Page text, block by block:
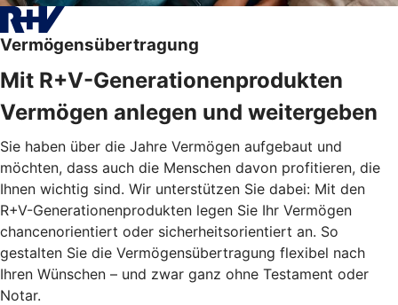
Vermögensübertragung
Mit R+V-Generationenprodukten
Vermögen anlegen und weitergeben
Sie haben über die Jahre Vermögen aufgebaut und
möchten, dass auch die Menschen davon profitieren, die
Ihnen wichtig sind. Wir unterstützen Sie dabei: Mit den
R+V-Generationenprodukten legen Sie Ihr Vermögen
chancenorientiert oder sicherheitsorientiert an. So
gestalten Sie die Vermögensübertragung flexibel nach
Ihren Wünschen – und zwar ganz ohne Testament oder
Notar.